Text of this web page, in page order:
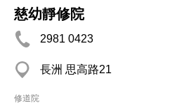
慈幼靜修院
2981 0423
長洲 思高路21
修道院